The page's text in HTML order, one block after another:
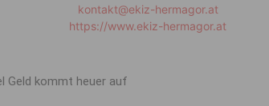
kontakt@ekiz-hermagor.at
https://www.ekiz-hermagor.at
Geld kommt heuer auf